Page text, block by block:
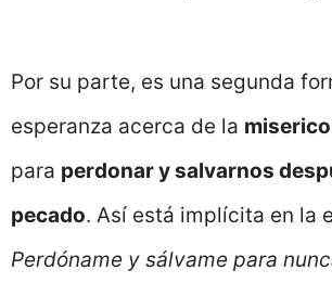
Por su parte, es una segunda
esperanza acerca de la
para perdonar y salvarnos
pecado. Así está implícita en la
Perdóname y sálvame para